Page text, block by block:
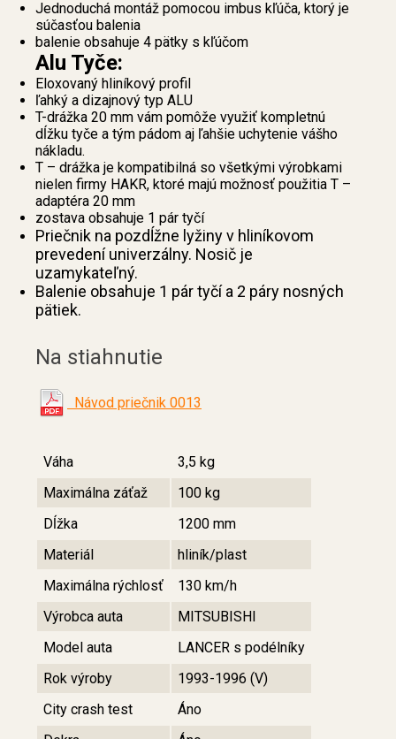
Jednoduchá montáž pomocou imbus kľúča, ktorý je
súčasťou balenia
balenie obsahuje 4 pätky s kľúčom
Alu Tyče:
Eloxovaný hliníkový profil
ľahký a dizajnový typ ALU
T-drážka 20 mm vám pomôže využiť kompletnú
dĺžku tyče a tým pádom aj ľahšie uchytenie vášho
nákladu.
T – drážka je kompatibilná so všetkými výrobkami
nielen firmy HAKR, ktoré majú možnosť použitia T –
adaptéra 20 mm
zostava obsahuje 1 pár tyčí
Priečnik na pozdĺžne lyžiny v hliníkovom
prevedení univerzálny. Nosič je
uzamykateľný.
Balenie obsahuje 1 pár tyčí a 2 páry nosných
pätiek.
Na stiahnutie
Návod priečnik 0013
Váha
3,5 kg
Maximálna záťaž
100 kg
Dĺžka
1200 mm
Materiál
hliník/plast
Maximálna rýchlosť
130 km/h
Výrobca auta
MITSUBISHI
Model auta
LANCER s podélníky
Rok výroby
1993-1996 (V)
City crash test
Áno